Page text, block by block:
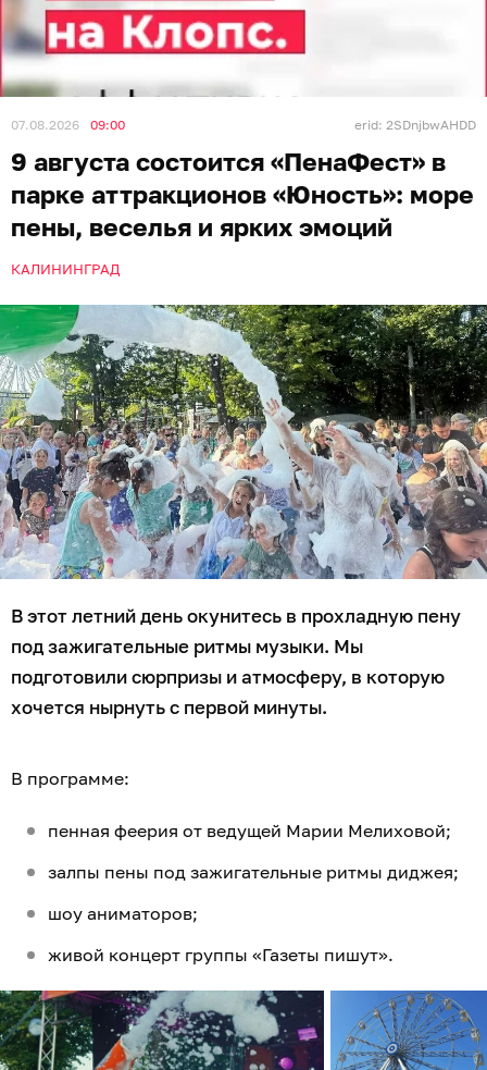
07.08.2026 09:00 erid: 2SDnjbwAHDD
9 августа состоится «ПенаФест» в
парке аттракционов «Юность»: море
пены, веселья и ярких эмоций
КАЛИНИНГРАД
В этот летний день окунитесь в прохладную пену
под зажигательные ритмы музыки. Мы
подготовили сюрпризы и атмосферу, в которую
хочется нырнуть с первой минуты.
В программе:
пенная феерия от ведущей Марии Мелиховой;
залпы пены под зажигательные ритмы диджея;
шоу аниматоров;
живой концерт группы «Газеты пишут».